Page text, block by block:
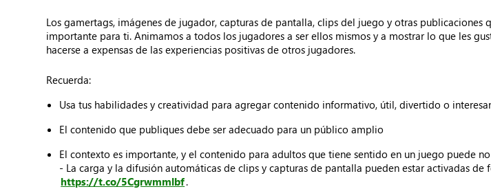
Los gamertags, imágenes de jugador, capturas de pantalla, clips del juego y otras publicaciones
importante para ti. Animamos a todos los jugadores a ser ellos mismos y a mostrar lo que les
hacerse a expensas de las experiencias positivas de otros jugadores.
Recuerda:
Usa tus habilidades y creatividad para agregar contenido informativo, útil, divertido o
El contenido que publiques debe ser adecuado para un público amplio
El contexto es importante, y el contenido para adultos que tiene sentido en un juego puede
- La carga y la difusión automáticas de clips y capturas de pantalla pueden estar activadas
https://t.co/5Cgrwmmlbf.